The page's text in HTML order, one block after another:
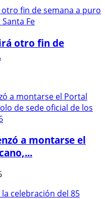
otro fin de
a montarse el